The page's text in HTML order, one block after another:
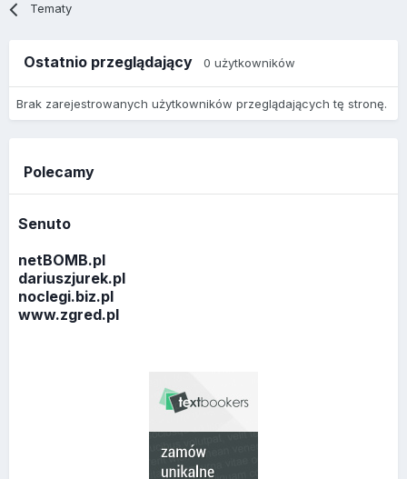
Tematy
Ostatnio przeglądający 0 użytkowników
Brak zarejestrowanych użytkowników przeglądających tę stronę.
Polecamy
Senuto
netBOMB.pl
dariuszjurek.pl
noclegi.biz.pl
www.zgred.pl